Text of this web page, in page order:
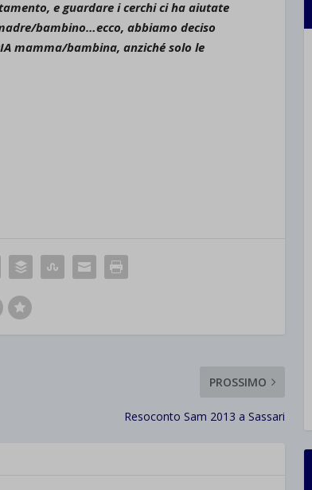
e guardare i cerchi ci ha aiutate
bambino…ecco, abbiamo deciso
mamma/bambina, anziché solo le
PROSSIMO
Resoconto Sam 2013 a Sassari